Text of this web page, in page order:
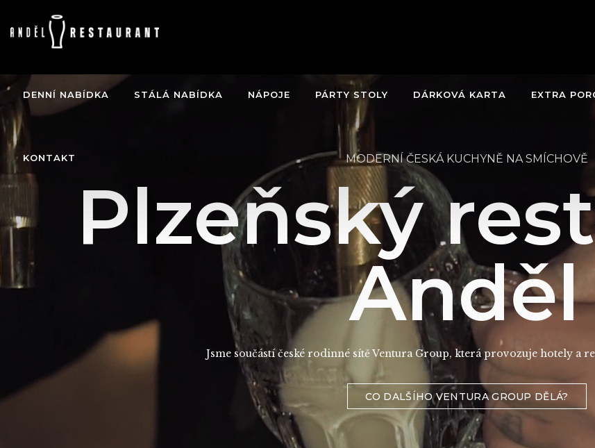
DENNÍ NABÍDKA STÁLÁ NABÍDKA NÁPOJE PÁRTY STOLY DÁRKOVÁ KARTA EXTRA
KONTAKT MODERNÍ ČESKÁ KUCHYNĚ NA SMÍCHOVĚ
Plzeňský
Anděl
Jsme součástí české rodinné sítě Ventura Group, která provozuje hotely a
CO DALŠÍHO VENTURA GROUP DĚLÁ?